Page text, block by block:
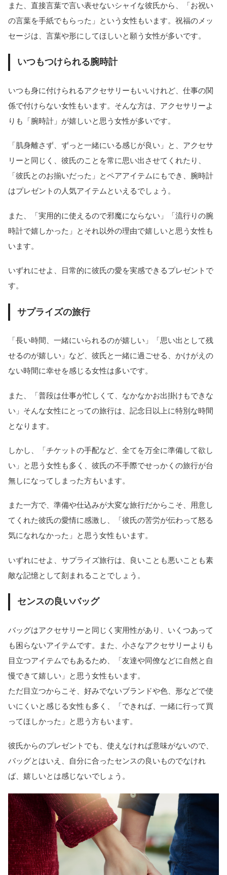
また、直接言葉で言い表せないシャイな彼氏から、「お祝い
の言葉を手紙でもらった」という女性もいます。祝福のメッ
セージは、言葉や形にしてほしいと願う女性が多いです。
いつもつけられる腕時計
いつも身に付けられるアクセサリーもいいけれど、仕事の関
係で付けらない女性もいます。そんな方は、アクセサリーよ
りも「腕時計」が嬉しいと思う女性が多いです。
「肌身離さず、ずっと一緒にいる感じが良い」と、アクセサ
リーと同じく、彼氏のことを常に思い出させてくれたり、
「彼氏とのお揃いだった」とペアアイテムにもでき、腕時計
はプレゼントの人気アイテムといえるでしょう。
また、「実用的に使えるので邪魔にならない」「流行りの腕
時計で嬉しかった」とそれ以外の理由で嬉しいと思う女性も
います。
いずれにせよ、日常的に彼氏の愛を実感できるプレゼントで
す。
サプライズの旅行
「長い時間、一緒にいられるのが嬉しい」「思い出として残
せるのが嬉しい」など、彼氏と一緒に過ごせる、かけがえの
ない時間に幸せを感じる女性は多いです。
また、「普段は仕事が忙しくて、なかなかお出掛けもできな
い」そんな女性にとっての旅行は、記念日以上に特別な時間
となります。
しかし、「チケットの手配など、全てを万全に準備して欲し
い」と思う女性も多く、彼氏の不手際でせっかくの旅行が台
無しになってしまった方もいます。
また一方で、準備や仕込みが大変な旅行だからこそ、用意し
てくれた彼氏の愛情に感激し、「彼氏の苦労が伝わって怒る
気になれなかった」と思う女性もいます。
いずれにせよ、サプライズ旅行は、良いことも悪いことも素
敵な記憶として刻まれることでしょう。
センスの良いバッグ
バッグはアクセサリーと同じく実用性があり、いくつあって
も困らないアイテムです。また、小さなアクセサリーよりも
目立つアイテムでもあるため、「友達や同僚などに自然と自
慢できて嬉しい」と思う女性もいます。
ただ目立つからこそ、好みでないブランドや色、形などで使
いにくいと感じる女性も多く、「できれば、一緒に行って買
ってほしかった」と思う方もいます。
彼氏からのプレゼントでも、使えなければ意味がないので、
バッグとはいえ、自分に合ったセンスの良いものでなけれ
ば、嬉しいとは感じないでしょう。